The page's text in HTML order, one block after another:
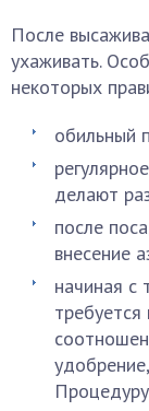
После
ухаживать.
некоторых
обильный
делают
после
внесение
начиная с